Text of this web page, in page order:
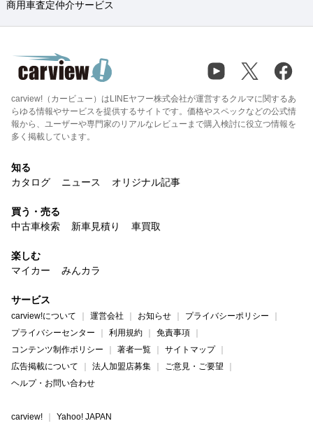
商用車査定仲介サービス
carview!（カービュー）はLINEヤフー株式会社が運営するクルマに関するあ
らゆる情報やサービスを提供するサイトです。価格やスペックなどの公式情
報から、ユーザーや専門家のリアルなレビューまで購入検討に役立つ情報を
多く掲載しています。
知る
カタログ
ニュース オリジナル記事
買う・売る
中古車検索
新車見積り 車買取
楽しむ
マイカー
みんカラ
サービス
carview!について 運営会社 お知らせ
プライバシーポリシー
プライバシーセンター
利用規約
免責事項
コンテンツ制作ポリシー
著者一覧
サイトマップ
広告掲載について
法人加盟店募集
ご意見・ご要望
ヘルプ・お問い合わせ
carview! Yahoo! JAPAN